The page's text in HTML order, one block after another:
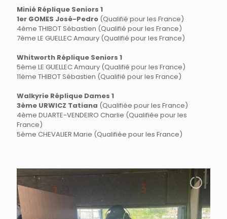
Minié Réplique Seniors 1
1er GOMES José-Pedro (Qualifié pour les France)
4ème THIBOT Sébastien (Qualifié pour les France)
7ème LE GUELLEC Amaury (Qualifié pour les France)
Whitworth Réplique Seniors 1
5ème LE GUELLEC Amaury (Qualifié pour les France)
11ème THIBOT Sébastien (Qualifié pour les France)
Walkyrie Réplique Dames 1
3ème URWICZ Tatiana (Qualifiée pour les France)
4ème DUARTE-VENDEIRO Charlie (Qualifiée pour les
France)
5ème CHEVALIER Marie (Qualifiée pour les France)